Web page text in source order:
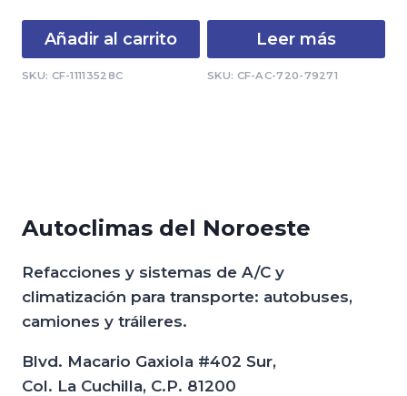
era:
$6,471.00.
es:
$4,723.14.
Añadir al carrito
SKU: CF-11113528C
Leer más
SKU: CF-AC-720-79271
Autoclimas del Noroeste
Refacciones y sistemas de A/C y
climatización para transporte: autobuses,
camiones y tráileres.
Blvd. Macario Gaxiola #402 Sur,
Col. La Cuchilla, C.P. 81200